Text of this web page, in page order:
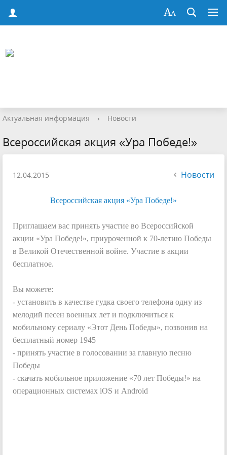
Актуальная информация › Новости
Всероссийская акция «Ура Победе!»
12.04.2015 Новости
Всероссийская акция «Ура Победе!»
Приглашаем вас принять участие во Всероссийской
акции «Ура Победе!», приуроченной к 70-летию Победы
в Великой Отечественной войне. Участие в акции
бесплатное.
Вы можете:
- установить в качестве гудка своего телефона одну из
мелодий песен военных лет и подключиться к
мобильному сериалу «Этот День Победы», позвонив на
бесплатный номер 1945
- принять участие в голосовании за главную песню
Победы
- скачать мобильное приложение «70 лет Победы!» на
операционных системах iOS и Android